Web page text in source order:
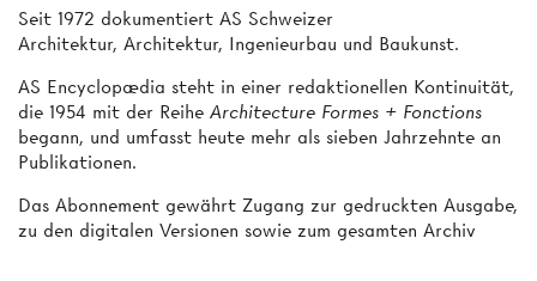
Seit 1972 dokumentiert AS Schweizer
Architektur, Architektur, Ingenieurbau und Baukunst.
AS Encyclopædia steht in einer redaktionellen Kontinuität,
die 1954 mit der Reihe Architecture Formes + Fonctions
begann, und umfasst heute mehr als sieben Jahrzehnte an
Publikationen.
Das Abonnement gewährt Zugang zur gedruckten Ausgabe,
zu den digitalen Versionen sowie zum gesamten Archiv